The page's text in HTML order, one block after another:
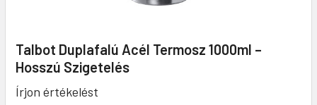
Talbot Duplafalú Acél Termosz 1000ml –
Hosszú Szigetelés
Írjon értékelést